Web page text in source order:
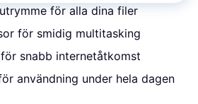
för alla dina filer
för smidig multitasking
snabb internetåtkomst
användning under hela dagen